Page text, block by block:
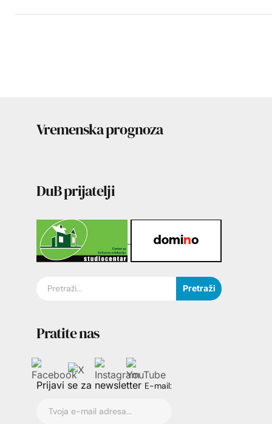
Vremenska prognoza
DuB prijatelji
Pretraži
Pratite nas
Prijavi se za newsletter E-mail: